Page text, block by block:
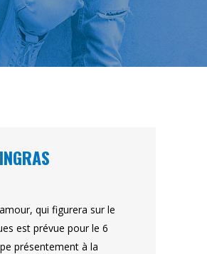
qui figurera sur le
est prévue pour le 6
présentement à la